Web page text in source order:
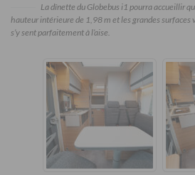
La dînette du Globebus i1 pourra accueillir
hauteur intérieure de 1,98 m et les grandes surfaces
s’y sent parfaitement à l’aise.